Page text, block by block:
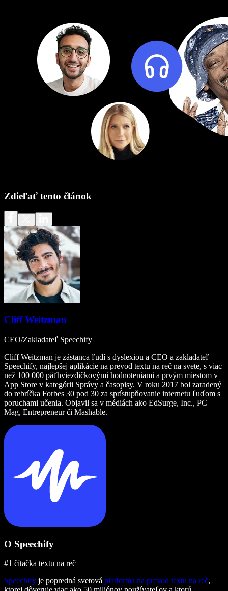
Zdieľať tento článok
Cliff Weitzman
CEO/Zakladateľ Speechify
Cliff Weitzman je zástanca ľudí s dyslexiou a CEO a zakladateľ
Speechify, najlepšej aplikácie na prevod textu na reč na svete, s viac
než 100 000 päťhviezdičkovými hodnoteniami a prvým miestom v
App Store v kategórii Správy a časopisy. V roku 2017 bol zaradený
do rebríčka Forbes 30 pod 30 za sprístupňovanie internetu ľuďom s
poruchami učenia. Objavil sa v médiách ako EdSurge, Inc., PC
Mag, Entrepreneur či Mashable.
O Speechify
#1 čítačka textu na reč
Speechify je popredná svetová platforma na prevod textu na reč,